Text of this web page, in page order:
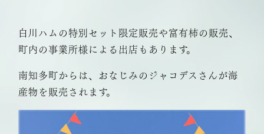
白川ハムの特別セット限定販売や富有柿の販売、
町内の事業所様による出店もあります。
南知多町からは、おなじみのジャコデスさんが海
産物を販売されます。